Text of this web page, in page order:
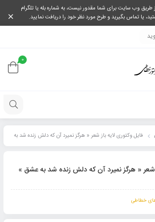
طریق وب سایت برای شما مقدور نیست، به شماره بله یا تلگرام
0
فایل وکتوری لایه باز شعر « هرگز نمیرد آن که دلش زنده شد به
شعر « هرگز نمیرد آن که دلش زنده شد به عشق »
خطاطی